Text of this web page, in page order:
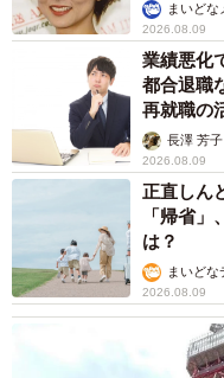
まいどな
2026.08.09
業績悪化
都合退職
再就職の
アカウン
長澤 芳子
2026.08.09
正直しん
「帰省
は？
まいどな
2026.08.09